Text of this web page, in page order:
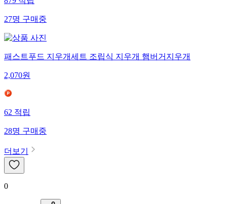
879적립
27명구매중
패스트푸드 지우개세트 조립식 지우개 햄버거지우개
2,070원
62적립
28명구매중
더보기
0